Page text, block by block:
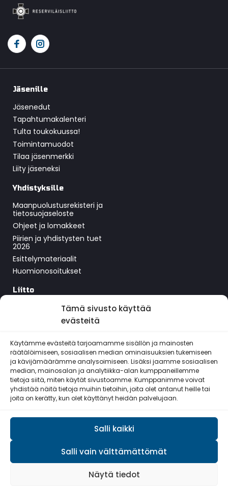
Tämä sivusto käyttää
evästeitä
Käytämme evästeitä tarjoamamme sisällön ja mainosten
räätälöimiseen, sosiaalisen median ominaisuuksien tukemiseen
ja kävijämäärämme analysoimiseen. Lisäksi jaamme sosiaalisen
median, mainosalan ja analytiikka-alan kumppaneillemme
tietoja siitä, miten käytät sivustoamme. Kumppanimme voivat
yhdistää näitä tietoja muihin tietoihin, joita olet antanut heille tai
joita on kerätty, kun olet käyttänyt heidän palvelujaan.
Salli kaikki
Salli vain välttämättömät
Näytä tiedot
Jäsenille
Jäsenedut
Tapahtumakalenteri
Tulta toukokuussa!
Toimintamuodot
Tilaa jäsenmerkki
Liity jäseneksi
Yhdistyksille
Maanpuolustusrekisteri ja
tietosuojaseloste
Ohjeet ja lomakkeet
Piirien ja yhdistysten tuet
2026
Esittelymateriaalit
Huomionosoitukset
Liitto
Jäsenyhdistykset
Yhteistyökumppanit
Historia
Yhteystiedot
toimisto@reservilaisliitto.fi